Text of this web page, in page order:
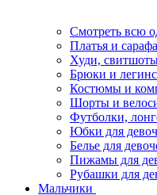
Смотреть всю
Платья и
Худи,
Брюки и
Костюмы и
Шорты и
Футболки,
Юбки для
Белье для
Пижамы для
Рубашки для
Мальчики